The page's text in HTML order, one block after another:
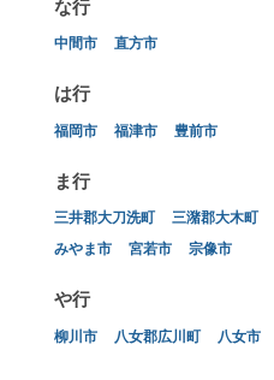
な行
中間市 直方市
は行
福岡市 福津市 豊前市
ま行
三井郡大刀洗町 三潴郡大木町
みやま市
宮若市 宗像市
や行
柳川市 八女郡広川町 八女市